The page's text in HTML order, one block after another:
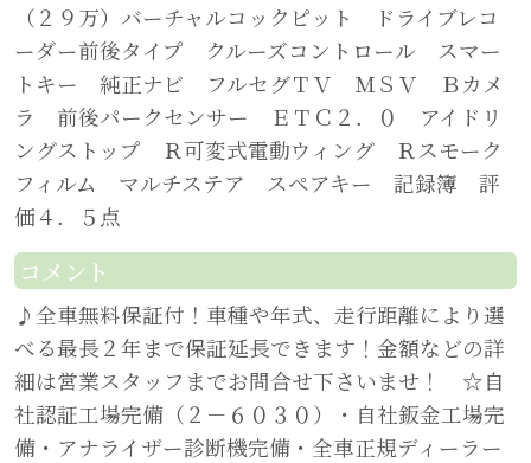
（２９万）バーチャルコックピット ドライブレコ
ーダー前後タイプ クルーズコントロール スマー
トキー 純正ナビ フルセグＴＶ ＭＳＶ Ｂカメ
ラ 前後パークセンサー ＥＴＣ２．０ アイドリ
ングストップ Ｒ可変式電動ウィング Ｒスモーク
フィルム マルチステア スペアキー 記録簿 評
価４．５点
コメント
♪全車無料保証付！車種や年式、走行距離により選
べる最長２年まで保証延長できます！金額などの詳
細は営業スタッフまでお問合せ下さいませ！ ☆自
社認証工場完備（２－６０３０）・自社鈑金工場完
備・アナライザー診断機完備・全車正規ディーラー